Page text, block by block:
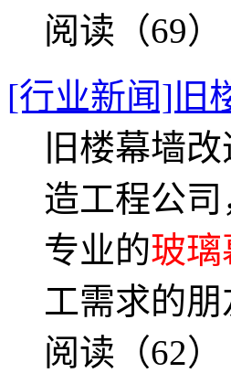
阅读（69）
[行业新闻]旧
旧楼幕墙
造工程公
专业的玻璃
工需求的
阅读（62）